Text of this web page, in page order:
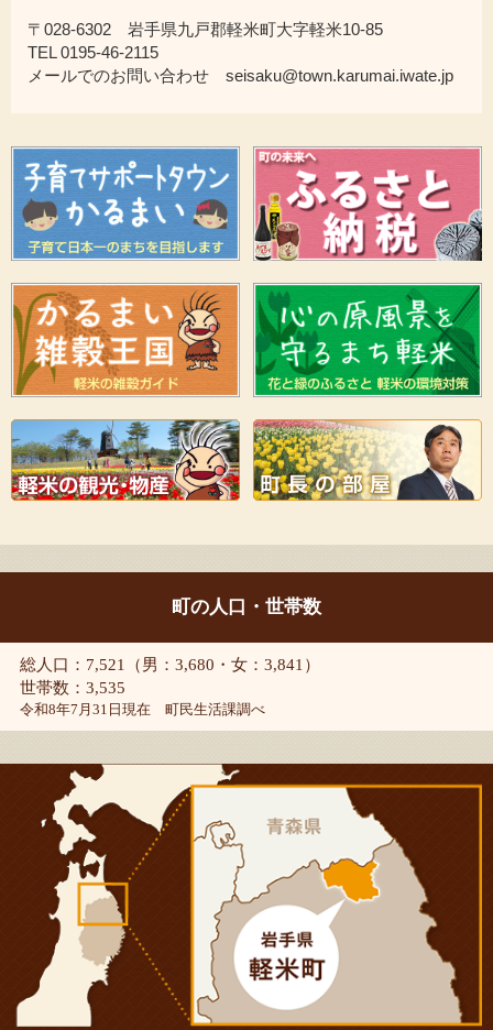
〒028-6302 岩手県九戸郡軽米町大字軽米10-85
TEL 0195-46-2115
メールでのお問い合わせ seisaku@town.karumai.iwate.jp
町の人口・世帯数
総人口：7,521（男：3,680・女：3,841）
世帯数：3,535
令和8年7月31日現在 町民生活課調べ